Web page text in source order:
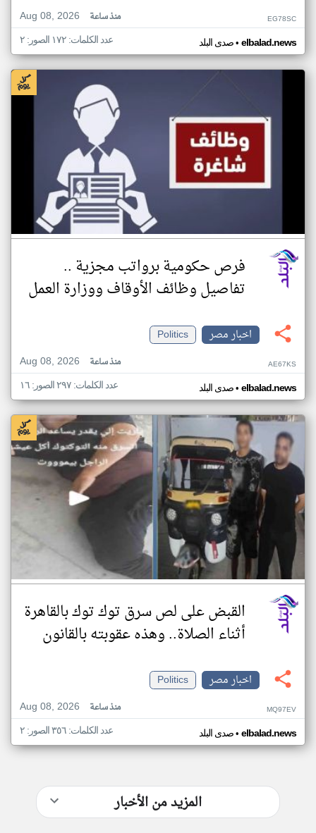
Aug 08, 2026
منذ ساعة EG78SC
صدى البلد• elbalad.news عدد الكلمات: ١٧٢ الصور: ٢
فرص حكومية برواتب مجزية ..
تفاصيل وظائف الأوقاف ووزارة العمل
اخبار مصر
Politics
Aug 08, 2026
منذ ساعة AE67KS
صدى البلد• elbalad.news عدد الكلمات: ٢٩٧ الصور: ١٦
القبض على لص سرق توك توك بالقاهرة
أثناء الصلاة.. وهذه عقوبته بالقانون
اخبار مصر
Politics
Aug 08, 2026
منذ ساعة MQ97EV
صدى البلد• elbalad.news عدد الكلمات: ٣٥٦ الصور: ٢
المزيد من الأخبار